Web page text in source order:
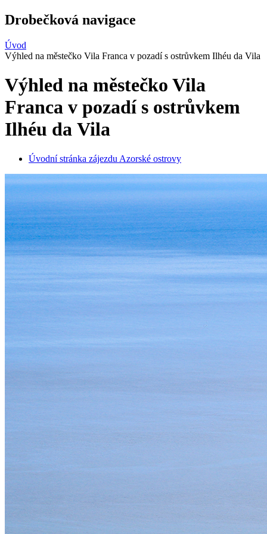
Drobečková navigace
Úvod
Výhled na městečko Vila Franca v pozadí s ostrůvkem Ilhéu da Vila
Výhled na městečko Vila
Franca v pozadí s ostrůvkem
Ilhéu da Vila
Úvodní stránka zájezdu Azorské ostrovy